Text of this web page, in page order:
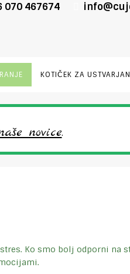
070 467674
KOTIČEK ZA
novice.
Ko smo bolj odporni na